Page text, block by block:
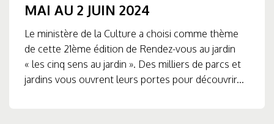
MAI AU 2 JUIN 2024
Le ministère de la Culture a choisi comme thème
de cette 21ème édition de Rendez-vous au jardin
« les cinq sens au jardin ». Des milliers de parcs et
jardins vous ouvrent leurs portes pour découvrir...